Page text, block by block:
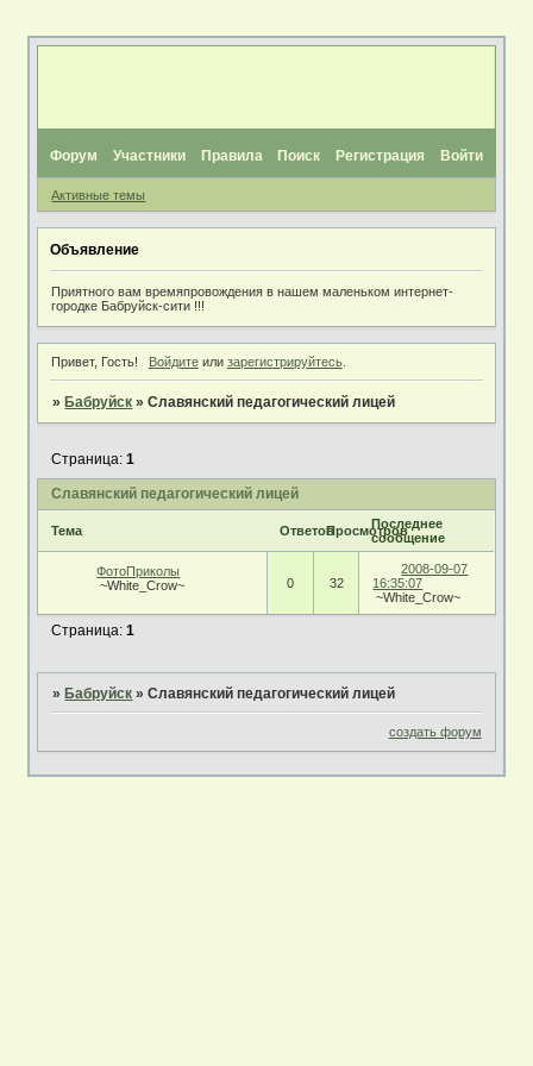
Форум Участники Правила Поиск Регистрация Войти
Активные темы
Объявление
Приятного вам времяпровождения в нашем маленьком интернет-
городке Бабруйск-сити !!!
Привет, Гость! Войдитеили зарегистрируйтесь.
»Бабруйск »Славянский педагогический лицей
Славянский педагогический лицей
Страница:1
Тема ОтветовПросмотровПоследнее
сообщение
ФотоПриколы
~White_Crow~
0 32
2008-09-07
16:35:07
~White_Crow~
Страница:1
» Бабруйск »Славянский педагогический лицей
создать форум